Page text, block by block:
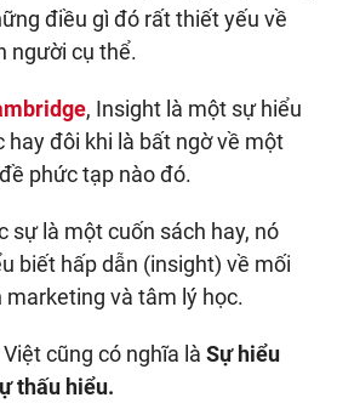
điều gì đó rất thiết yếu về
người cụ thể.
, Insight là một sự hiểu
hay đôi khi là bất ngờ về một
phức tạp nào đó.
sự là một cuốn sách hay, nó
biết hấp dẫn (insight) về mối
và tâm lý học.
cũng có nghĩa là Sự hiểu
thấu hiểu.